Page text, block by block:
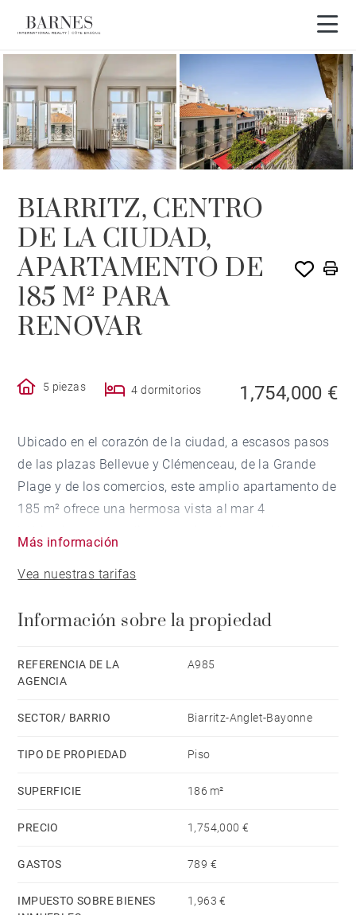
OFERTA ACTUAL
BIARRITZ, CENTRO
DE LA CIUDAD,
APARTAMENTO DE
185 M² PARA
RENOVAR
5 piezas 4 dormitorios 1,754,000 €
Ubicado en el corazón de la ciudad, a escasos pasos
de las plazas Bellevue y Clémenceau, de la Grande
Plage y de los comercios, este amplio apartamento de
185 m² ofrece una hermosa vista al mar 4
Con techos altos, suelos de parquet y todo el encanto
dos pasos de Les Halles, ofreciendo así un estilo de
El apartamento requerirá obras de renovación.
Más información
Vea nuestras tarifas
Información sobre la propiedad
REFERENCIA DE LA
AGENCIA
A985
SECTOR/ BARRIO Biarritz-Anglet-Bayonne
TIPO DE PROPIEDAD Piso
SUPERFICIE 186 m²
PRECIO 1,754,000 €
GASTOS 789 €
IMPUESTO SOBRE BIENES
1,963 €